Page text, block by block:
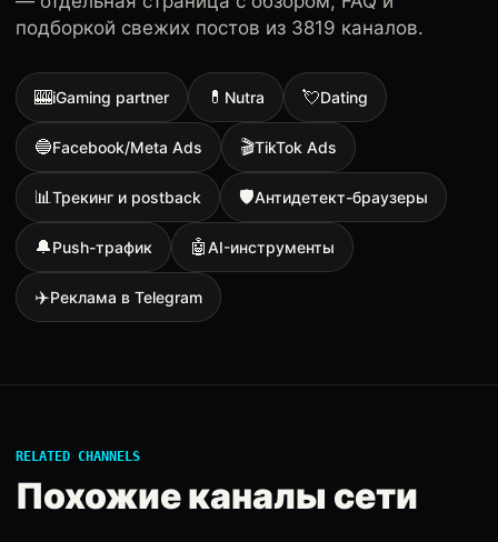
подборкой свежих постов из 3819 каналов.
🎰iGaming partner 💊 Nutra 💘Dating
🔵Facebook/Meta Ads 🎬TikTok Ads
📊Трекинг и postback 🛡Антидетект-браузеры
🔔Push-трафик 🤖AI-инструменты
✈️Реклама в Telegram
RELATED CHANNELS
Похожие каналы сети